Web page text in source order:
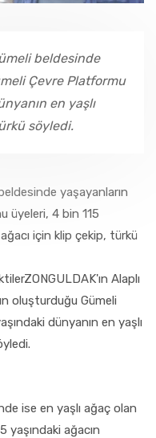
beldesinde
Çevre Platformu
en yaşlı
söyledi.
yaşayanların
üyeleri, 4 bin 115
için klip çekip, türkü
Alaplı
oluşturduğu Gümeli
dünyanın en yaşlı
ise en yaşlı ağaç olan
yaşındaki ağacın